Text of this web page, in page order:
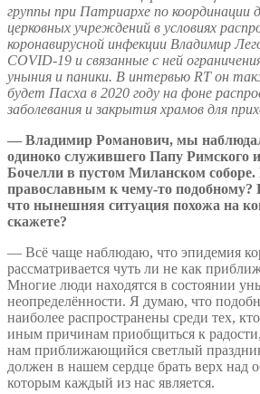
группы при Патриархе по координации
церковных учреждений в условиях
коронавирусной инфекции Владимир
COVID-19 и связанные с ней
уныния и паники. В интервью RT он
будет Пасха в 2020 году на фоне
заболевания и закрытия храмов для
— Владимир Романович, мы
одиноко служившего Папу Римского
Бочелли в пустом Миланском соборе.
православным к чему-то подобному?
что нынешняя ситуация похожа на
скажете?
— Всё чаще наблюдаю, что эпидемия
рассматривается чуть ли не как
Многие люди находятся в состоянии
неопределённости. Я думаю, что
наиболее распространены среди тех,
иным причинам приобщиться к
нам приближающийся светлый
должен в нашем сердце брать верх над
которым каждый из нас является.